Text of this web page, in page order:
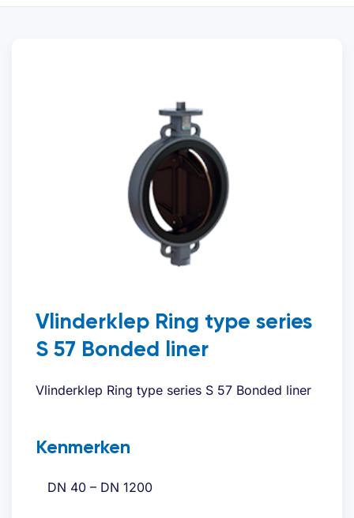
Vlinderklep Ring type series
S 57 Bonded liner
Vlinderklep Ring type series S 57 Bonded liner
Kenmerken
DN 40 – DN 1200